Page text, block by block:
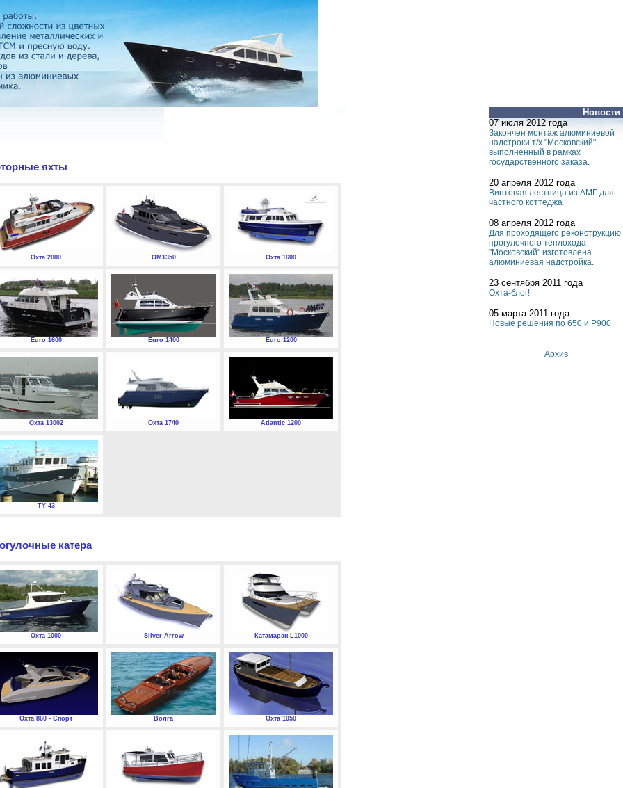
Новости
07 июля 2012 года
Закончен монтаж алюминиевой
надстроки т/х "Московский",
выполненный в рамках
государственного заказа.
20 апреля 2012 года
Винтовая лестница из АМГ для
частного коттеджа
08 апреля 2012 года
Для проходящего реконструкцию
прогулочного теплохода
"Московский" изготовлена
алюминиевая надстройка.
23 сентября 2011 года
Охта-блог!
05 марта 2011 года
Новые решения по 650 и P900
Архив
яхты
Охта 2000 ОМ1350 Охта 1600
Euro 1600 Euro 1400 Euro 1200
Охта 13002 Охта 1740 Atlantic 1200
TY 43
катера
Охта 1000 Silver Arrow Катамаран L1000
Охта 860 - Спорт Волга Охта 1050